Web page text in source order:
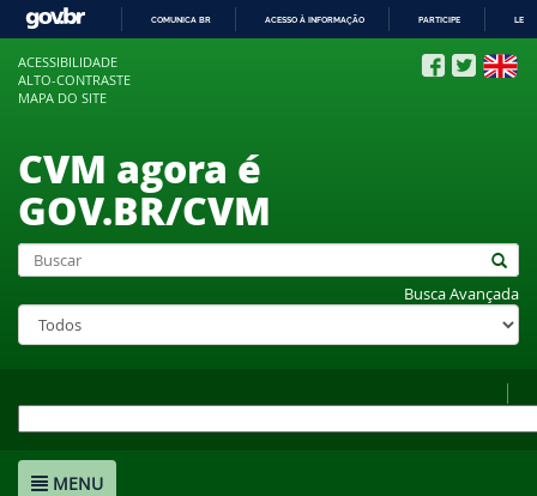
COMUNICA BR ACESSO À INFORMAÇÃO PARTICIPE
ACESSIBILIDADE
ALTO-CONTRASTE
MAPA DO SITE
CVM agora é
GOV.BR/CVM
Busca Avançada
MENU